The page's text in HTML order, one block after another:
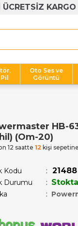
KARGO
Oto Ses ve
Görüntü
HB-
(Om-20)
12 saatte 12 kişi
Kodu 21488
Durumu :
: